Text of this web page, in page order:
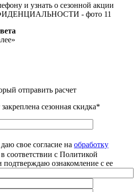
и узнать о сезонной акции
отправить расчет
сезонная скидка*
свое согласие на обработку
в соответствии с Политикой
ознакомление с ее